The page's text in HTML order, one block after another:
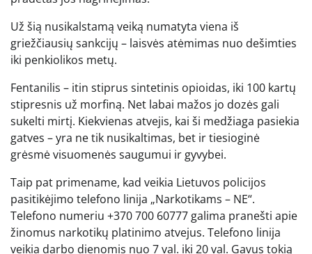
Už šią nusikalstamą veiką numatyta viena iš
griežčiausių sankcijų – laisvės atėmimas nuo dešimties
iki penkiolikos metų.
Fentanilis – itin stiprus sintetinis opioidas, iki 100 kartų
stipresnis už morfiną. Net labai mažos jo dozės gali
sukelti mirtį. Kiekvienas atvejis, kai ši medžiaga pasiekia
gatves – yra ne tik nusikaltimas, bet ir tiesioginė
grėsmė visuomenės saugumui ir gyvybei.
Taip pat primename, kad veikia Lietuvos policijos
pasitikėjimo telefono linija „Narkotikams – NE“.
Telefono numeriu +370 700 60777 galima pranešti apie
žinomus narkotikų platinimo atvejus. Telefono linija
veikia darbo dienomis nuo 7 val. iki 20 val. Gavus tokią